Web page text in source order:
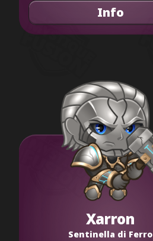
Info
Xarron
Sentinella di Ferro